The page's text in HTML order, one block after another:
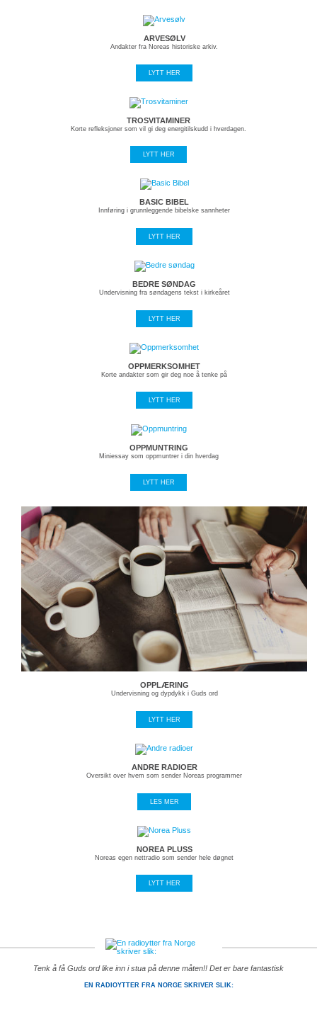
ARVESØLV
Andakter fra Noreas historiske arkiv.
LYTT HER
TROSVITAMINER
Korte refleksjoner som vil gi deg energitilskudd i hverdagen.
LYTT HER
BASIC BIBEL
Innføring i grunnleggende bibelske sannheter
LYTT HER
BEDRE SØNDAG
Undervisning fra søndagens tekst i kirkeåret
LYTT HER
OPPMERKSOMHET
Korte andakter som gir deg noe å tenke på
LYTT HER
OPPMUNTRING
Miniessay som oppmuntrer i din hverdag
LYTT HER
OPPLÆRING
Undervisning og dypdykk i Guds ord
LYTT HER
ANDRE RADIOER
Oversikt over hvem som sender Noreas programmer
LES MER
NOREA PLUSS
Noreas egen nettradio som sender hele døgnet
LYTT HER
Tenk å få Guds ord like inn i stua på denne måten!! Det er bare fantastisk
EN RADIOYTTER FRA NORGE SKRIVER SLIK: